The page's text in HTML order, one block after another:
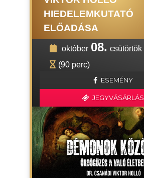
HIEDELEMKUTATÓ
ELŐADÁSA
október 08. csütörtök
(90 perc)
ESEMÉNY
JEGYVÁSÁRLÁS